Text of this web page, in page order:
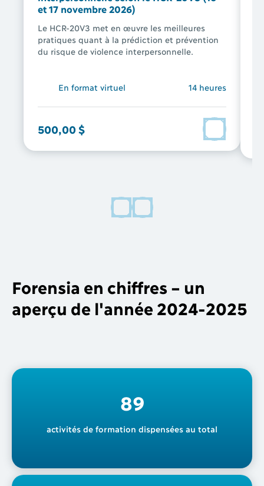
et 17 novembre 2026)
Le HCR-20V3 met en œuvre les meilleures
pratiques quant à la prédiction et prévention
du risque de violence interpersonnelle.
En format virtuel 14 heures
500,00 $
Forensia en chiffres – un
aperçu de l'année 2024-2025
89
activités de formation dispensées au total